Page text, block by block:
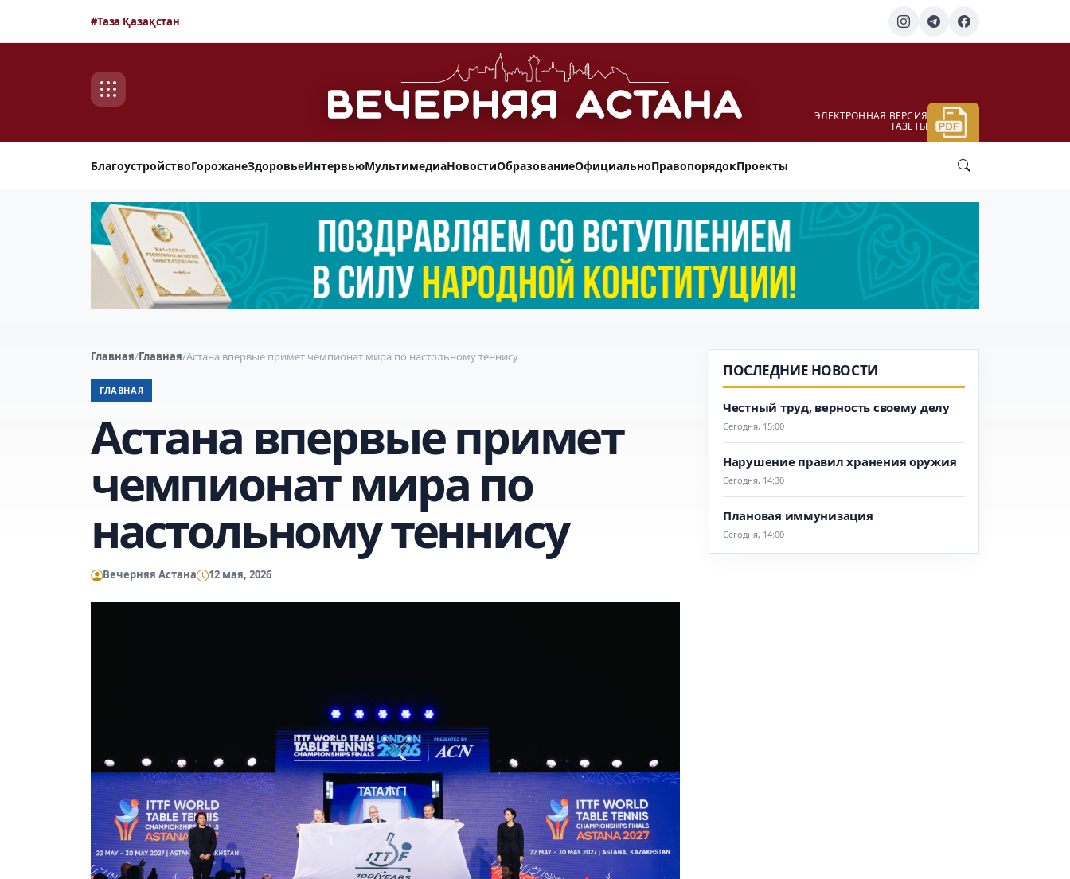
#Таза Қазақстан
ЭЛЕКТРОННАЯ ВЕРСИЯ
ГАЗЕТЫ
БлагоустройствоГорожанеЗдоровьеИнтервьюМультимедиаНовостиОбразованиеОфициальноПравопорядокПроекты
Главная/Главная/Астана впервые примет чемпионат мира по настольному теннису
ГЛАВНАЯ
Астана впервые примет
чемпионат мира по
настольному теннису
Вечерняя Астана 12 мая, 2026
ПОСЛЕДНИЕ НОВОСТИ
Честный труд, верность своему делу
Сегодня, 15:00
Нарушение правил хранения оружия
Сегодня, 14:30
Плановая иммунизация
Сегодня, 14:00